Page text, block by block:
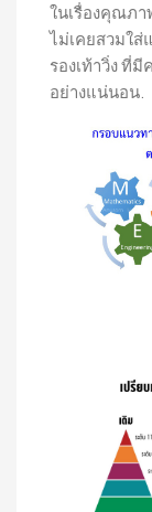
ในเรื่องคุณภา
ไม่เคยสวมใส่
รองเท้าวิ่ง ที่
อย่างแน่นอน.